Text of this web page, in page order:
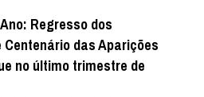
Regresso dos
Centenário das Aparições
no último trimestre de